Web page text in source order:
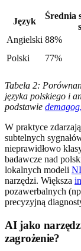
Język
Średnia
Angielski 88%
Polski
77%
Tabela 2:
języka polskiego i
podstawie
W praktyce
subtelnych
nieprawidłowo
badawcze nad
lokalnych modeli
narzędzi. Większa
pozawerbalnych
precyzyjną
AI jako
zagrożenie?